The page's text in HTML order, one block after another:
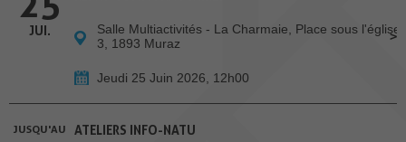
JUI.
Salle Multiactivités - La Charmaie, Place sous l'église
3, 1893 Muraz
Jeudi 25 Juin 2026, 12h00
JUSQU'AU ATELIERS INFO-NATU